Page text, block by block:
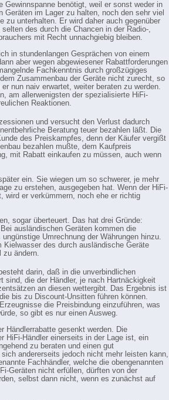
Gewinnspanne benötigt, weil er sonst weder in
im Lager zu halten, noch den sehr viel
zu unterhalten. Er wird daher auch gegenüber
des durch die Chancen in der Radio-,
mit Recht unnachgiebig bleiben.
in stundenlangen Gesprächen von einem
aber wegen abgewiesener Rabattforderungen
Fachkenntnis durch großzügiges
Zusammenbau der Geräte nicht zurecht, so
nun naiv erwartet, weiter beraten zu werden.
am allerwenigsten der spezialisierte HiFi-
Reaktionen.
und versucht den Verlust dadurch
Beratung teuer bezahlen läßt. Die
des Preiskampfes, denn der Käufer vergißt
bezahlen mußte, dem Kaufpreis
mit Rabatt einkaufen zu müssen, auch wenn
ein. Sie wiegen um so schwerer, je mehr
zu erstehen, ausgegeben hat. Wenn der HiFi-
wird er verkümmern, noch ehe er richtig
sogar überteuert. Das hat drei Gründe:
ausländischen Geräten kommen die
Umrechnung der Währungen hinzu.
des durch ausländische Geräte
zu ändern.
darin, daß in die unverbindlichen
sind, die der Händler, je nach Hartnäckigkeit
an diesen wettergibt. Das Ergebnis ist
bis zu Discount-Unsitten führen können.
die Preisbindung einzuführen, was
so gibt es nur einen Ausweg.
Händlerrabatte gesenkt werden. Die
HiFi-Händler einerseits in der Lage ist, ein
zu beraten und einen gut
andererseits jedoch nicht mehr leisten kann,
Fachhändler, welche die obengenannten
Geräten nicht erfüllen, dürften von der
selbst dann nicht, wenn es zunächst auf